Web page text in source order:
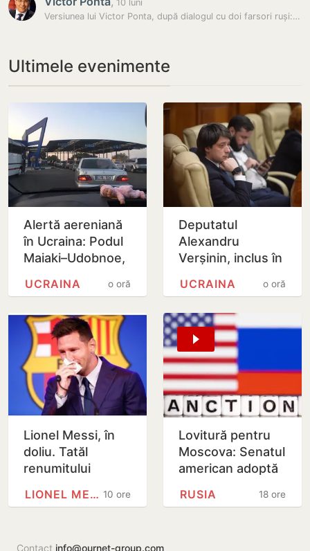
10 luni
Versiunea lui Victor Ponta, după dialogul cu doi farsori ruși:…
Ultimele evenimente
Alertă aereniană
în Ucraina: Podul
Maiaki–Udobnoe,
o oră
UCRAINA
Deputatul
Alexandru
Verșinin, inclus în
‘Mirotvoreț’
o oră
UCRAINA
Lionel Messi, în
doliu. Tatăl
renumitului
decedat
10 ore
LIONEL MESSI
Lovitură pentru
Moscova: Senatul
american adoptă
împotriva Rusiei18 ore
RUSIA
Contact info@ournet-group.com